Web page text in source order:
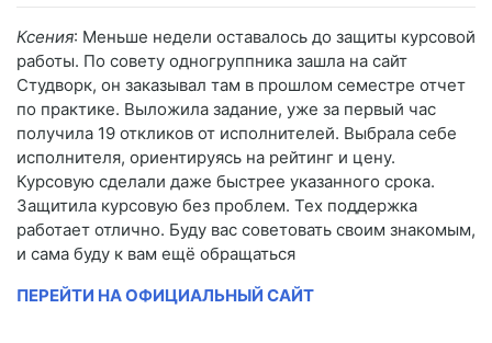
Ксения: Меньше недели оставалось до защиты курсовой
работы. По совету одногруппника зашла на сайт
Студворк, он заказывал там в прошлом семестре отчет
по практике. Выложила задание, уже за первый час
получила 19 откликов от исполнителей. Выбрала себе
исполнителя, ориентируясь на рейтинг и цену.
Курсовую сделали даже быстрее указанного срока.
Защитила курсовую без проблем. Тех поддержка
работает отлично. Буду вас советовать своим знакомым,
и сама буду к вам ещё обращаться
ПЕРЕЙТИ НА ОФИЦИАЛЬНЫЙ САЙТ